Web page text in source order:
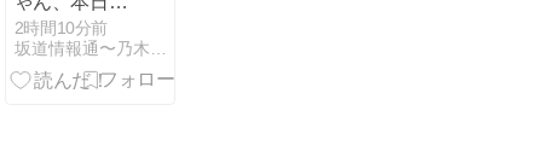
｢タダイマ！｣
に生出
演！！！【乃
2時間10分前